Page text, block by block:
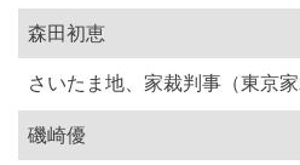
森田初恵
さいたま地、家裁判事（東京家
磯崎優